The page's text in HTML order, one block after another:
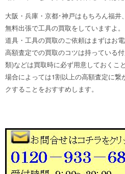
大阪・兵庫・京都･神戸はもちろん福
無料出張で工具の買取をしていますよ。
道具・工具の買取のご依頼はまずはお電
高額査定での買取のコツは持っている
類)などは買取時に必ず用意しておくこと
場合によっては1割以上の高額査定に繋
クすることをおすすめします。